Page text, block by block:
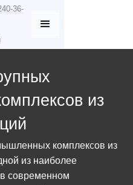
36-
из
комплексов из
из наиболее
современном